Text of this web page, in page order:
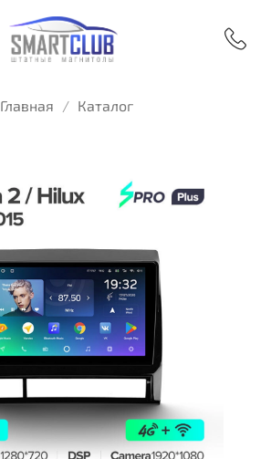
Главная Каталог